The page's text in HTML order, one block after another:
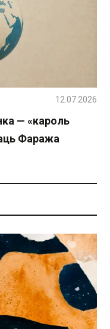
— «кароль
Фаража
12.07.2026